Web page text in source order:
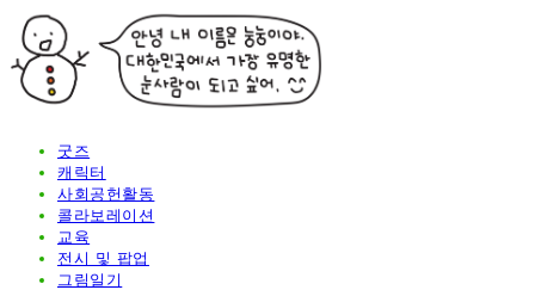
굿즈
캐릭터
사회공헌활동
콜라보레이션
교육
전시 및 팝업
그림일기